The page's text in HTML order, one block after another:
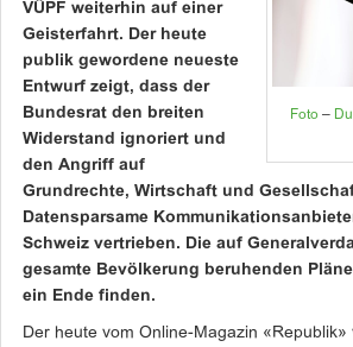
Foto –
VÜPF weiterhin auf einer
Geisterfahrt. Der heute
publik gewordene neueste
Entwurf zeigt, dass der
Bundesrat den breiten
Widerstand ignoriert und
den Angriff auf
Grundrechte, Wirtschaft und
Datensparsame
Schweiz vertrieben. Die auf
gesamte Bevölkerung beruhenden
ein Ende finden.
Der heute vom Online-Magazin «Republik»